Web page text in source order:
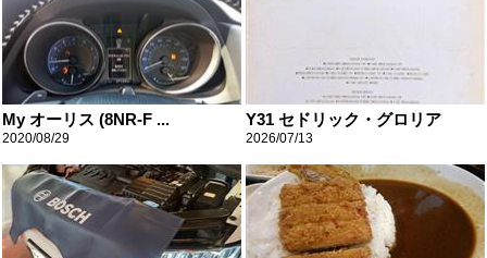
My オーリス (8NR-F ...
2020/08/29
Y31 セドリック・グロリア
2026/07/13